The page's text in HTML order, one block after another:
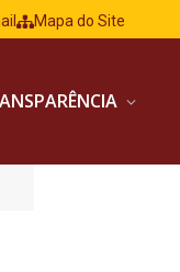
Mapa do Site